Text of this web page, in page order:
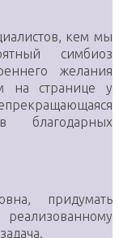
кем мы
симбиоз
желания
на странице у
благодарных
придумать